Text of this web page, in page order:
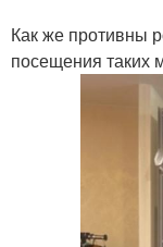
Как же противны
посещения таких